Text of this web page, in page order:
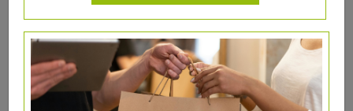
DANS LA MÊME CATÉGORIE ...